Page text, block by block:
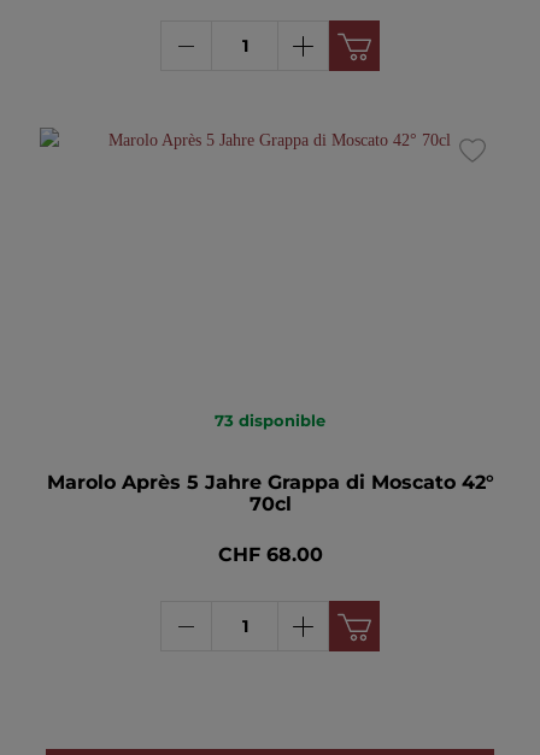
73 disponible
Marolo Après 5 Jahre Grappa di Moscato 42°
70cl
CHF 68.00